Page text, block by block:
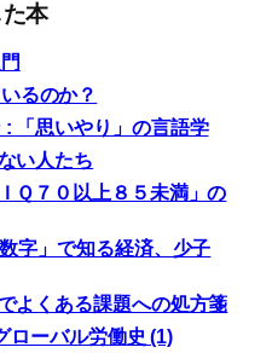
本
るのか？
「思いやり」の言語学
い人たち
Ｑ７０以上８５未満」の
字」で知る経済、少子
よくある課題への処方箋
ローバル労働史 (1)